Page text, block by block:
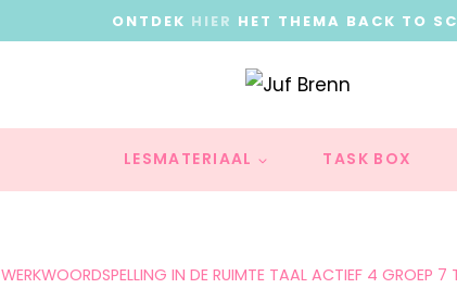
ONTDEK HIER HET THEMA BACK TO
LESMATERIAAL TASK BOX
WERKWOORDSPELLING IN DE RUIMTE TAAL ACTIEF 4 GROEP 7